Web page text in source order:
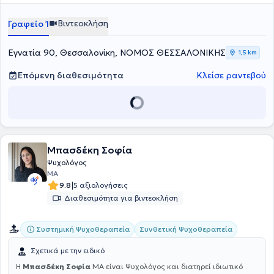
Θεσσαλονίκης και Εκπαιδεύτρια στη Γνωστική - Συμπεριφορική
Ψυχοθεραπεία στο Ιατρικό Ψυχοθεραπευτικό Κέντρο.
Γραφείο 1 Βιντεοκλήση
Εγνατία 90, Θεσσαλονίκη, ΝΟΜΟΣ ΘΕΣΣΑΛΟΝΙΚΗΣ 1,5 km
Επόμενη διαθεσιμότητα Κλείσε ραντεβού
Μπασδέκη Σοφία
Ψυχολόγος
MA
9.8|5 αξιολογήσεις
Διαθεσιμότητα για βιντεοκλήση
Συστημική Ψυχοθεραπεία Συνθετική Ψυχοθεραπεία
Σχετικά με την ειδικό
Η Μπασδέκη Σοφία MA είναι Ψυχολόγος και διατηρεί ιδιωτικό